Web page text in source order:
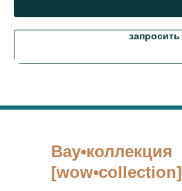
запросить
Вау•коллекция
[wow•collection]